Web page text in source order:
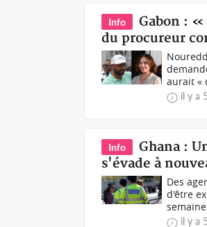
Info
Gabon :
du procureur
aurait «
il y a
Info
Ghana :
s'évade à
Des
d'être
il y a